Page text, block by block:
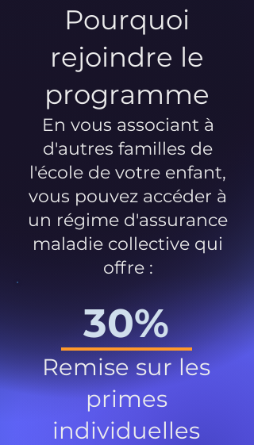
Pourquoi
rejoindre le
programme
En vous associant à
d'autres familles de
l'école de votre enfant,
vous pouvez accéder à
un régime d'assurance
maladie collective qui
offre :
30%
Remise sur les
primes
individuelles